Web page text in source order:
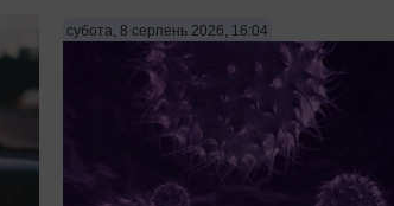
субота, 8 серпень 2026, 16:04